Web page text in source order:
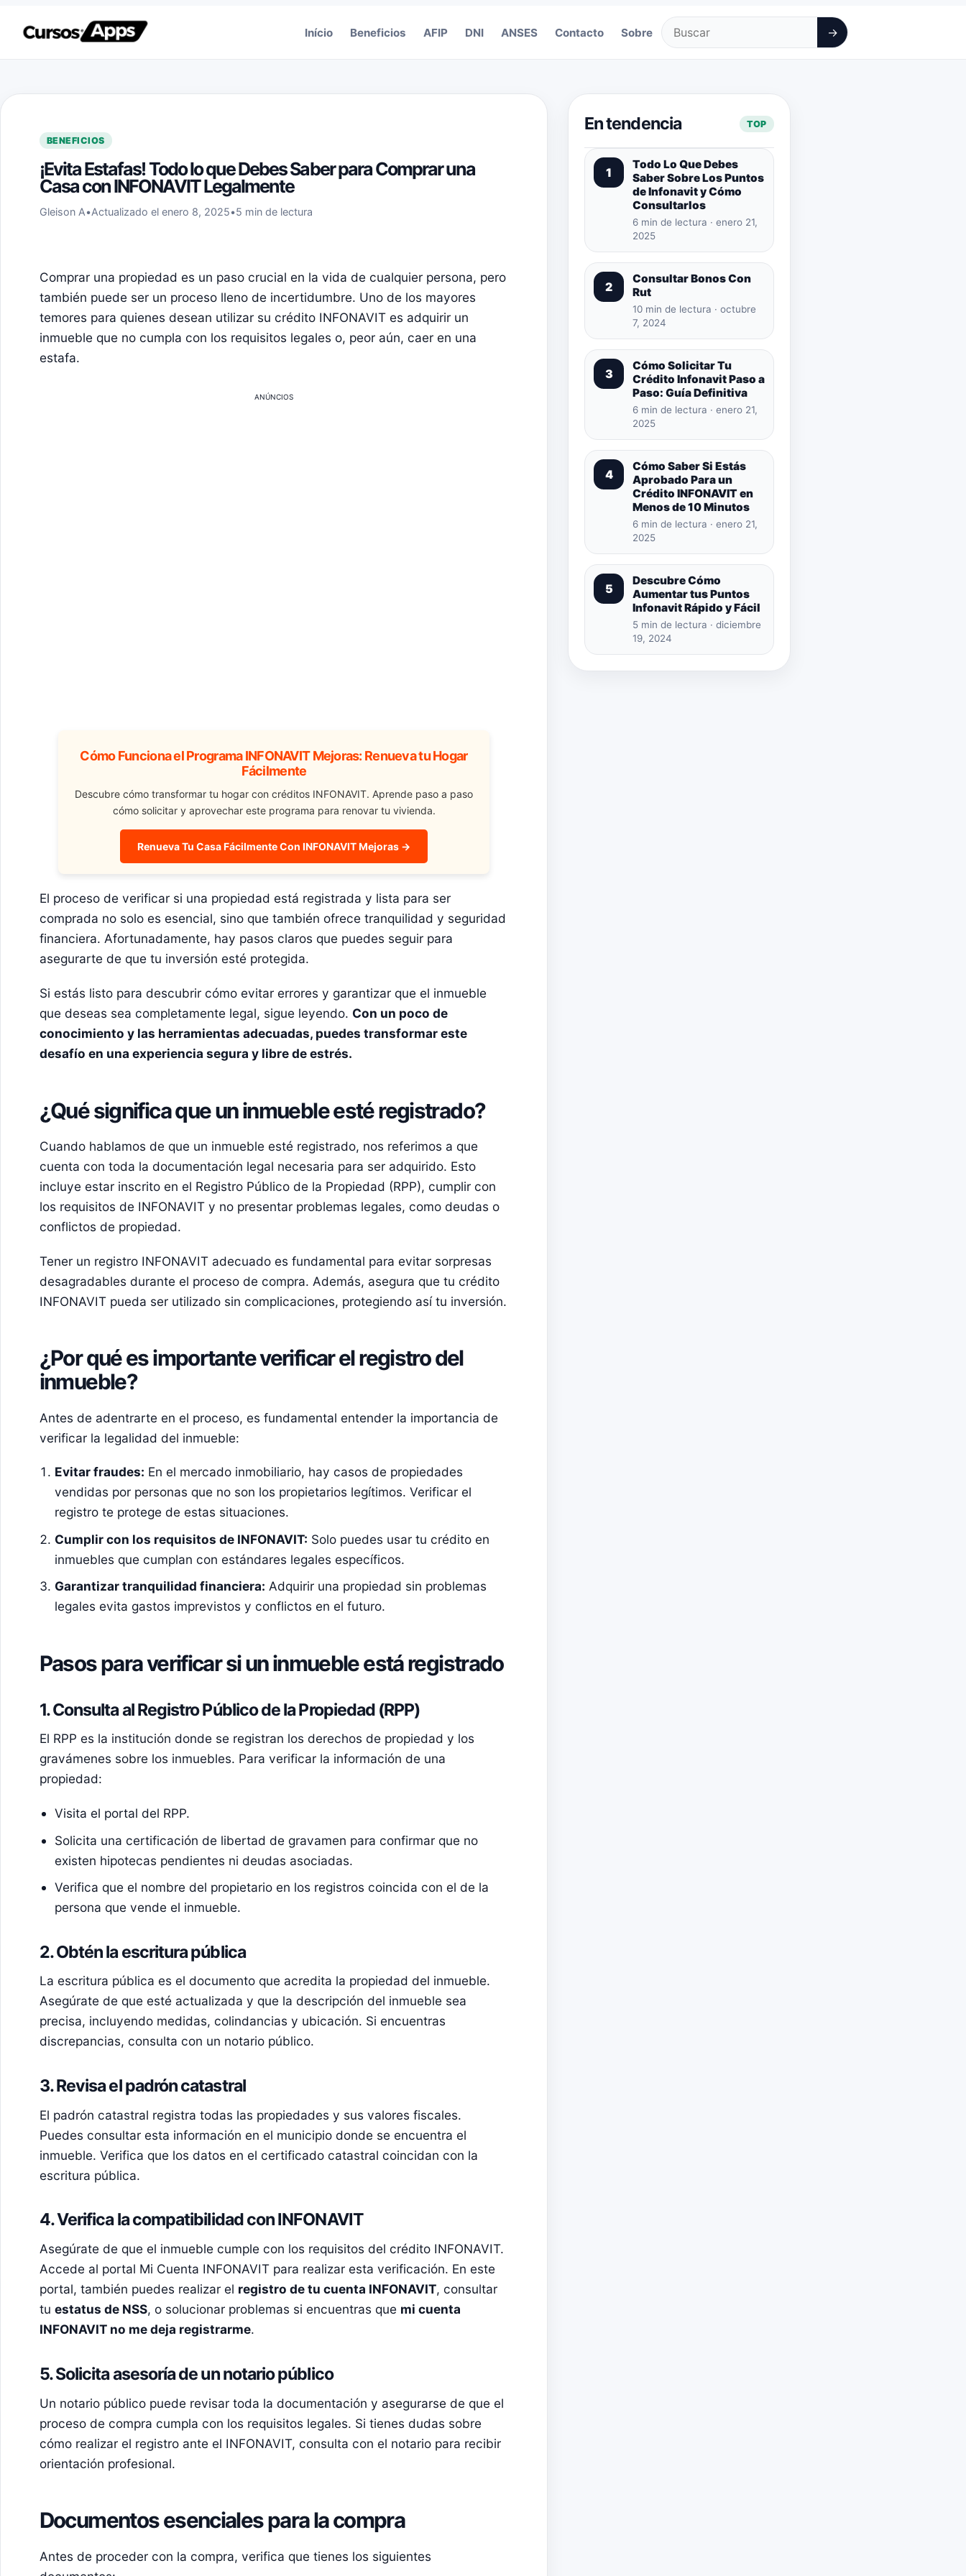
Início Beneficios AFIP DNI ANSES Contacto Sobre
Buscar
→
BENEFICIOS
¡Evita Estafas! Todo lo que Debes Saber para Comprar una
Casa con INFONAVIT Legalmente
Gleison A•Actualizado el enero 8, 2025•5 min de lectura
Comprar una propiedad es un paso crucial en la vida de cualquier persona, pero
también puede ser un proceso lleno de incertidumbre. Uno de los mayores
temores para quienes desean utilizar su crédito INFONAVIT es adquirir un
inmueble que no cumpla con los requisitos legales o, peor aún, caer en una
estafa.
ANÚNCIOS
Cómo Funciona el Programa INFONAVIT Mejoras: Renueva tu Hogar
Fácilmente
Descubre cómo transformar tu hogar con créditos INFONAVIT. Aprende paso a paso
cómo solicitar y aprovechar este programa para renovar tu vivienda.
Renueva Tu Casa Fácilmente Con INFONAVIT Mejoras →
El proceso de verificar si una propiedad está registrada y lista para ser
comprada no solo es esencial, sino que también ofrece tranquilidad y seguridad
financiera. Afortunadamente, hay pasos claros que puedes seguir para
asegurarte de que tu inversión esté protegida.
Si estás listo para descubrir cómo evitar errores y garantizar que el inmueble
que deseas sea completamente legal, sigue leyendo. Con un poco de
conocimiento y las herramientas adecuadas, puedes transformar este
desafío en una experiencia segura y libre de estrés.
¿Qué significa que un inmueble esté registrado?
Cuando hablamos de que un inmueble esté registrado, nos referimos a que
cuenta con toda la documentación legal necesaria para ser adquirido. Esto
incluye estar inscrito en el Registro Público de la Propiedad (RPP), cumplir con
los requisitos de INFONAVIT y no presentar problemas legales, como deudas o
conflictos de propiedad.
Tener un registro INFONAVIT adecuado es fundamental para evitar sorpresas
desagradables durante el proceso de compra. Además, asegura que tu crédito
INFONAVIT pueda ser utilizado sin complicaciones, protegiendo así tu inversión.
¿Por qué es importante verificar el registro del
inmueble?
Antes de adentrarte en el proceso, es fundamental entender la importancia de
verificar la legalidad del inmueble:
Evitar fraudes: En el mercado inmobiliario, hay casos de propiedades
vendidas por personas que no son los propietarios legítimos. Verificar el
registro te protege de estas situaciones.
Cumplir con los requisitos de INFONAVIT: Solo puedes usar tu crédito en
inmuebles que cumplan con estándares legales específicos.
Garantizar tranquilidad financiera: Adquirir una propiedad sin problemas
legales evita gastos imprevistos y conflictos en el futuro.
Pasos para verificar si un inmueble está registrado
1. Consulta al Registro Público de la Propiedad (RPP)
El RPP es la institución donde se registran los derechos de propiedad y los
gravámenes sobre los inmuebles. Para verificar la información de una
propiedad:
Visita el portal del RPP.
Solicita una certificación de libertad de gravamen para confirmar que no
existen hipotecas pendientes ni deudas asociadas.
Verifica que el nombre del propietario en los registros coincida con el de la
persona que vende el inmueble.
2. Obtén la escritura pública
La escritura pública es el documento que acredita la propiedad del inmueble.
Asegúrate de que esté actualizada y que la descripción del inmueble sea
precisa, incluyendo medidas, colindancias y ubicación. Si encuentras
discrepancias, consulta con un notario público.
3. Revisa el padrón catastral
El padrón catastral registra todas las propiedades y sus valores fiscales.
Puedes consultar esta información en el municipio donde se encuentra el
inmueble. Verifica que los datos en el certificado catastral coincidan con la
escritura pública.
4. Verifica la compatibilidad con INFONAVIT
Asegúrate de que el inmueble cumple con los requisitos del crédito INFONAVIT.
Accede al portal Mi Cuenta INFONAVITpara realizar esta verificación. En este
portal, también puedes realizar el registro de tu cuenta INFONAVIT, consultar
tu estatus de NSS, o solucionar problemas si encuentras que mi cuenta
INFONAVIT no me deja registrarme.
5. Solicita asesoría de un notario público
Un notario público puede revisar toda la documentación y asegurarse de que el
proceso de compra cumpla con los requisitos legales. Si tienes dudas sobre
cómo realizar el registro ante el INFONAVIT, consulta con el notario para recibir
orientación profesional.
Documentos esenciales para la compra
Antes de proceder con la compra, verifica que tienes los siguientes
En tendencia TOP
1
Todo Lo Que Debes
Saber Sobre Los Puntos
de Infonavit y Cómo
Consultarlos
6 min de lectura · enero 21,
2025
2
Consultar Bonos Con
Rut
10 min de lectura · octubre
7, 2024
3
Cómo Solicitar Tu
Crédito Infonavit Paso a
Paso: Guía Definitiva
6 min de lectura · enero 21,
2025
4
Cómo Saber Si Estás
Aprobado Para un
Crédito INFONAVIT en
Menos de 10 Minutos
6 min de lectura · enero 21,
2025
5
Descubre Cómo
Aumentar tus Puntos
Infonavit Rápido y Fácil
5 min de lectura · diciembre
19, 2024